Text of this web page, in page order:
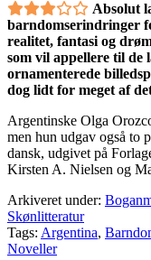
Absolut
barndomserindringer
realitet, fantasi og
som vil appellere til de
ornamenterede
dog lidt for meget af
Argentinske Olga
men hun udgav også to
dansk, udgivet på
Kirsten A. Nielsen og
Arkiveret under:
Skønlitteratur
Tags: Argentina,
Noveller